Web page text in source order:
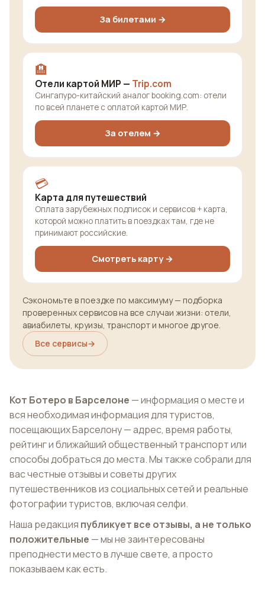
За билетами →
🏨
Отели картой МИР — Trip.com
Сингапуро-китайский аналог booking.com: отели
по всей планете с оплатой картой МИР.
За отелем →
💳
Карта для путешествий
Оплата зарубежных подписок и сервисов + карта,
которой можно платить в поездках там, где не
принимают российские.
Смотреть карту →
Сэкономьте в поездке по максимуму — подборка
проверенных сервисов на все случаи жизни: отели,
авиабилеты, круизы, транспорт и многое другое.
Все сервисы→
Кот Ботеро в Барселоне — информация о месте и
вся необходимая информация для туристов,
посещающих Барселону — адрес, время работы,
рейтинг и ближайший общественный транспорт или
способы добраться до места. Мы также собрали для
вас честные отзывы и советы других
путешественников из социальных сетей и реальные
фотографии туристов, включая селфи.
Наша редакция публикует все отзывы, а не только
положительные — мы не заинтересованы
преподнести место в лучше свете, а просто
показываем как есть.